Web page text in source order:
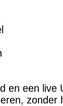
en een live
zonder